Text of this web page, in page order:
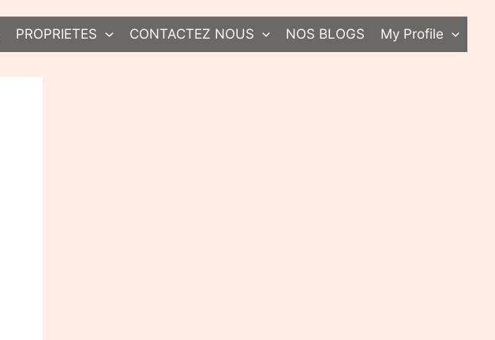
PROPRIETES CONTACTEZ NOUS NOS BLOGS My Profile